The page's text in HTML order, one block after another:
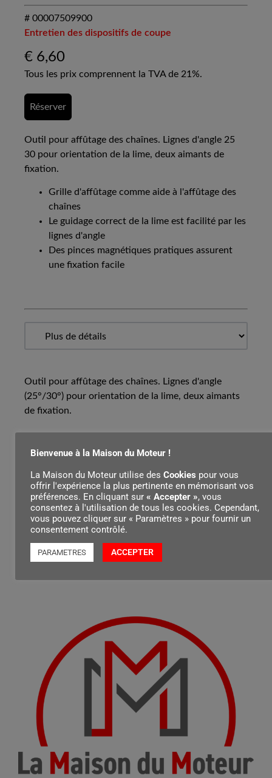
# 00007509900
Entretien des dispositifs de coupe
€ 6,60
Tous les prix comprennent la TVA de 21%.
Réserver
Outil pour affûtage des chaînes. Lignes d'angle 25
30 pour orientation de la lime, deux aimants de
fixation.
Grille d'affûtage comme aide à l'affûtage des
chaînes
Le guidage correct de la lime est facilité par les
lignes d'angle
Des pinces magnétiques pratiques assurent
une fixation facile
Outil pour affûtage des chaînes. Lignes d'angle
(25°/30°) pour orientation de la lime, deux aimants
de fixation.
Contenu par
Bienvenue à la Maison du Moteur !
La Maison du Moteur utilise des Cookies pour vous
offrir l'expérience la plus pertinente en mémorisant vos
préférences. En cliquant sur « Accepter », vous
consentez à l'utilisation de tous les cookies. Cependant,
vous pouvez cliquer sur « Paramètres » pour fournir un
consentement contrôlé.
PARAMETRES ACCEPTER